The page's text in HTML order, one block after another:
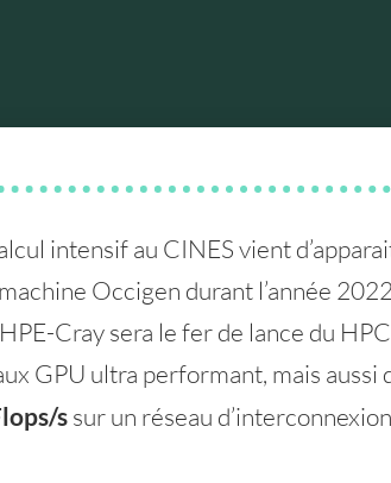
intensif au CINES vient
Occigen durant l’année
Cray sera le fer de lance du
GPU ultra performant, mais aussi
s sur un réseau